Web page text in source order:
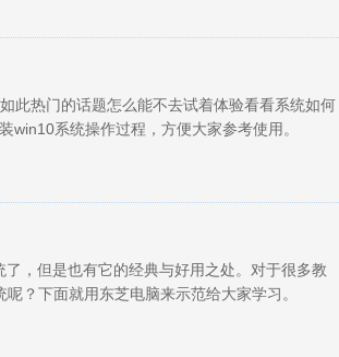
此热门的话题怎么能不去试着体验看看系统如何
win10系统操作过程，方便大家参考使用。
，但是也有它的经典与好用之处。对于很多教
？下面就用东芝电脑来示范给大家学习。